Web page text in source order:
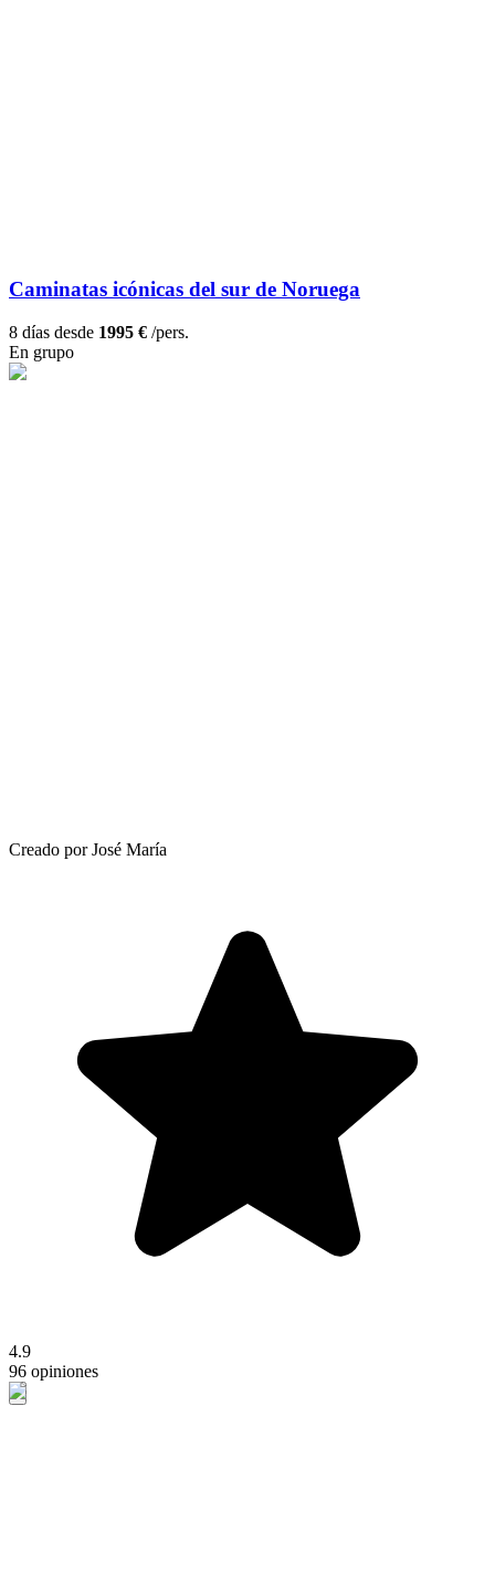
Caminatas icónicas del sur de Noruega
8 días desde 1995 € /pers.
En grupo
Creado por José María
4.9
96 opiniones